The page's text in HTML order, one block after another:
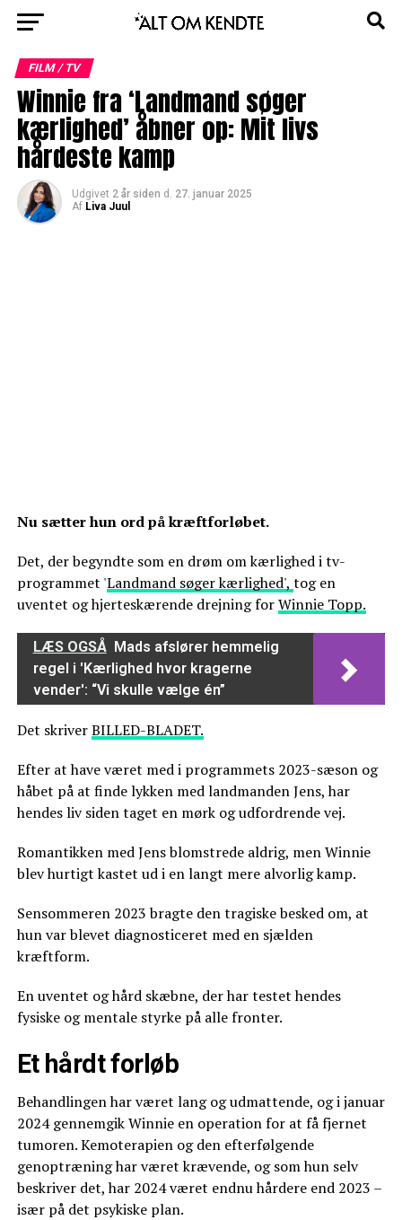
FILM / TV
Winnie fra ‘Landmand søger
kærlighed’ åbner op: Mit livs
hårdeste kamp
Udgivet 2 år siden d. 27. januar 2025
Af Liva Juul
Nu sætter hun ord på kræftforløbet.
Det, der begyndte som en drøm om kærlighed i tv-
programmet 'Landmand søger kærlighed', tog en
uventet og hjerteskærende drejning forWinnie Topp.
LÆS OGSÅ Mads afslører hemmelig
regel i 'Kærlighed hvor kragerne
vender': “Vi skulle vælge én”
Det skriverBILLED-BLADET.
Efter at have været med i programmets 2023-sæson og
håbet på at finde lykken med landmanden Jens, har
hendes liv siden taget en mørk og udfordrende vej.
Romantikken med Jens blomstrede aldrig, men Winnie
blev hurtigt kastet ud i en langt mere alvorlig kamp.
Sensommeren 2023 bragte den tragiske besked om, at
hun var blevet diagnosticeret med en sjælden
kræftform.
En uventet og hård skæbne, der har testet hendes
fysiske og mentale styrke på alle fronter.
Et hårdt forløb
Behandlingen har været lang og udmattende, og i januar
2024 gennemgik Winnie en operation for at få fjernet
tumoren. Kemoterapien og den efterfølgende
genoptræning har været krævende, og som hun selv
beskriver det, har 2024 været endnu hårdere end 2023 –
især på det psykiske plan.